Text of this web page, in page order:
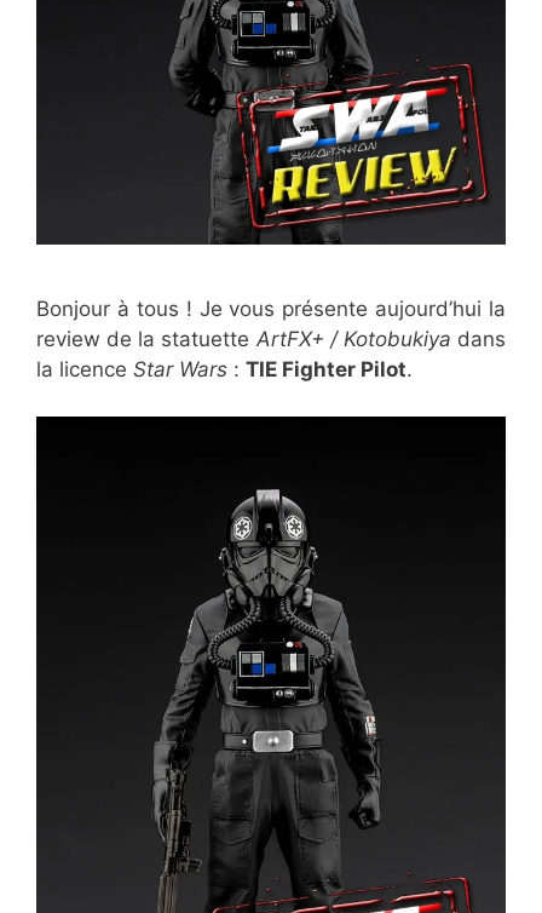
Bonjour à tous ! Je vous présente aujourd’hui la
review de la statuette ArtFX+ / Kotobukiya dans
la licence Star Wars : TIE Fighter Pilot.